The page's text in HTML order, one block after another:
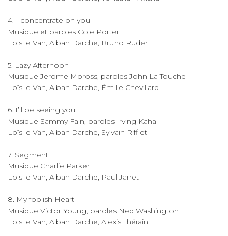
4. I concentrate on you
Musique et paroles Cole Porter
Loïs le Van, Alban Darche, Bruno Ruder
5. Lazy Afternoon
Musique Jerome Moross, paroles John La Touche
Loïs le Van, Alban Darche, Émilie Chevillard
6. I’ll be seeing you
Musique Sammy Fain, paroles Irving Kahal
Loïs le Van, Alban Darche, Sylvain Rifflet
7. Segment
Musique Charlie Parker
Loïs le Van, Alban Darche, Paul Jarret
8. My foolish Heart
Musique Victor Young, paroles Ned Washington
Loïs le Van, Alban Darche, Alexis Thérain